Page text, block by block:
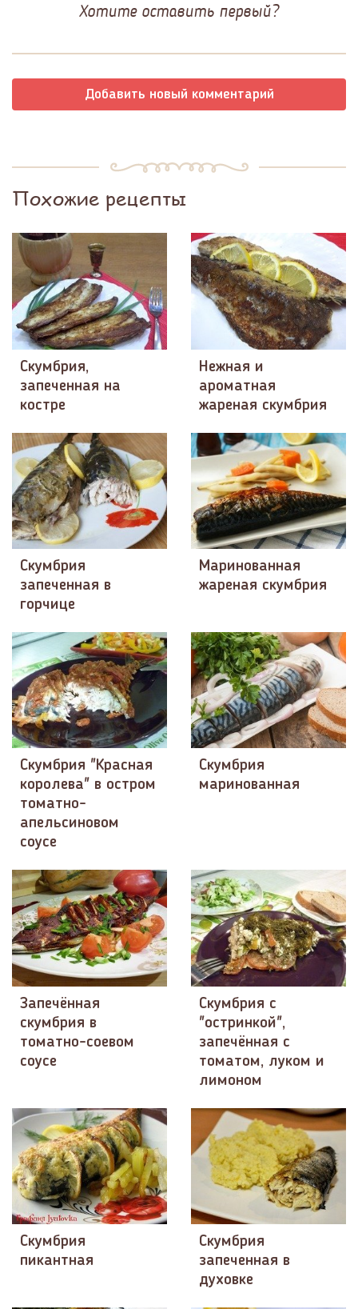
Хотите оставить первый?
Добавить новый комментарий
Похожие рецепты
Скумбрия,
запеченная на
костре
Нежная и
ароматная
жареная скумбрия
Скумбрия
запеченная в
горчице
Маринованная
жареная скумбрия
Скумбрия "Красная
королева" в остром
томатно-
апельсиновом
соусе
Скумбрия
маринованная
Запечённая
скумбрия в
томатно-соевом
соусе
Скумбрия с
"остринкой",
запечённая с
томатом, луком и
лимоном
Скумбрия
пикантная
Скумбрия
запеченная в
духовке